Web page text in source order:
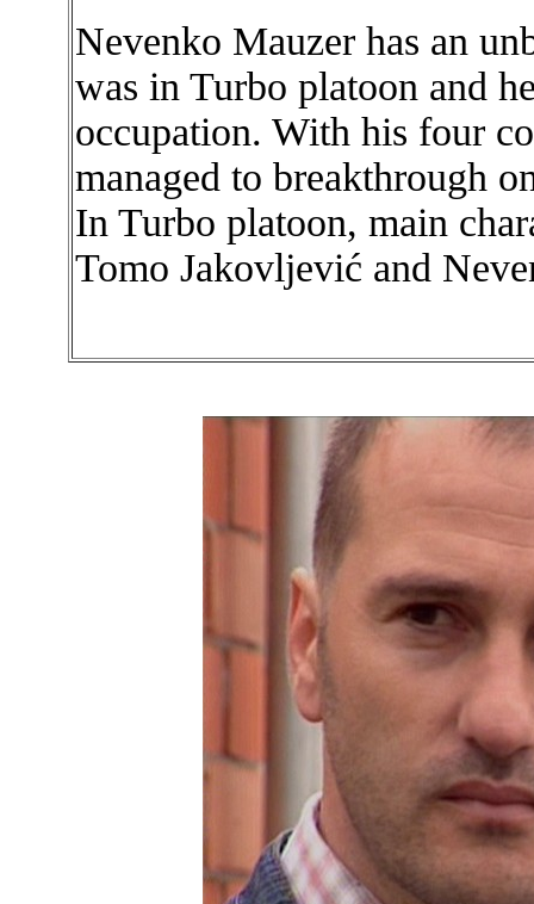
Nevenko Mauzer has an
was in Turbo platoon and
occupation. With his four
managed to breakthrough
In Turbo platoon, main
Tomo Jakovljević and